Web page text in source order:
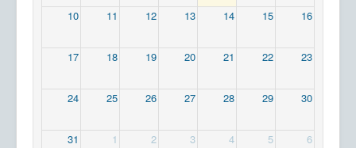
10 11 12 13 14 15 16
17 18 19 20 21 22 23
24 25 26 27 28 29 30
31 1 2 3 4 5 6